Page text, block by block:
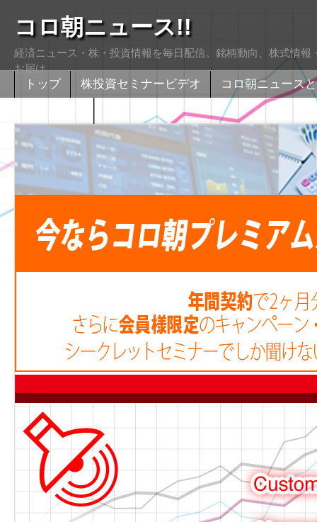
コロ朝ニュース!!
経済ニュース・株・投資情報を毎日配信。銘柄動向、株式情
お届け
トップ 株投資セミナービデオ
コロ朝ニュース